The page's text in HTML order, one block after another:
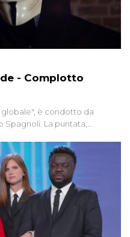
- Complotto
è condotto da
Spagnoli. La puntata,
alternative, dei sospetti
ultimi anni hanno invaso
e immaginario collettivo.